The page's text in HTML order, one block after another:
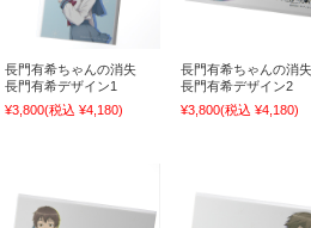
長門有希ちゃんの消失
長門有希デザイン1
¥3,800(税込 ¥4,180)
長門有希ちゃんの消
長門有希デザイン2
¥3,800(税込 ¥4,180)